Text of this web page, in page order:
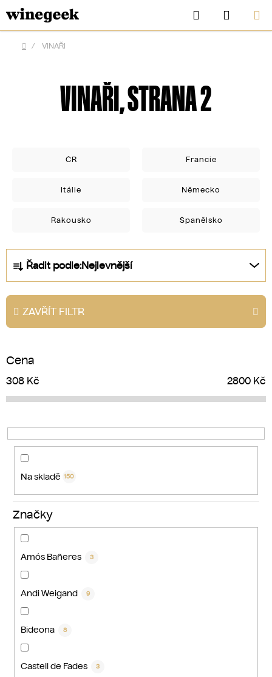
Přejít
na
obsah
Hledat
KOŠÍK
Domů
/ VINAŘI
VINAŘI, STRANA 2
ČR Francie
Itálie Německo
Rakousko Španělsko
a
z
e
n
r
o
d
k
t
Řadit podle:Nejlevnější
ZAVŘÍT FILTR
Cena
308 Kč 2800 Kč
Na skladě 150
Značky
Amós Bañeres 3
Andi Weigand 9
Bideona 8
Castell de Fades 3